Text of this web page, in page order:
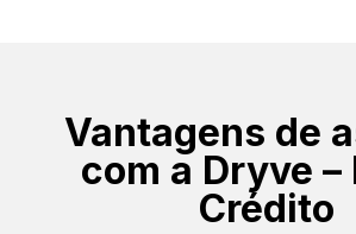
Vantagens de
com a Dryve –
Crédito